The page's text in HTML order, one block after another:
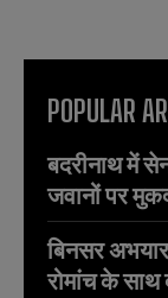
POPULAR
बदरीनाथ में
जवानों पर
बिनसर
रोमांच के